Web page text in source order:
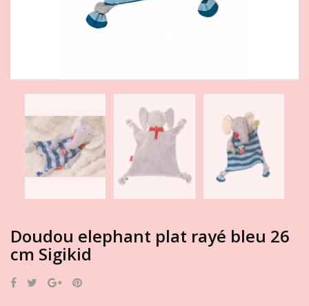
Doudou elephant plat rayé bleu 26
cm Sigikid
PartagerTweet Google+